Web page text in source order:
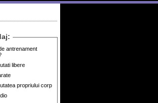
antrenament
libere
propriului corp